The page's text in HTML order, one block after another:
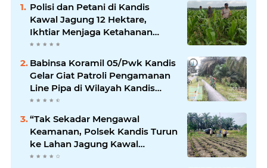
Polisi dan Petani di Kandis
Kawal Jagung 12 Hektare,
Ikhtiar Menjaga Ketahanan
Pangan
Babinsa Koramil 05/Pwk Kandis
Gelar Giat Patroli Pengamanan
Line Pipa di Wilayah Kandis
Kandis
“Tak Sekadar Mengawal
Keamanan, Polsek Kandis Turun
ke Lahan Jagung Kawal
Ketahanan Pangan